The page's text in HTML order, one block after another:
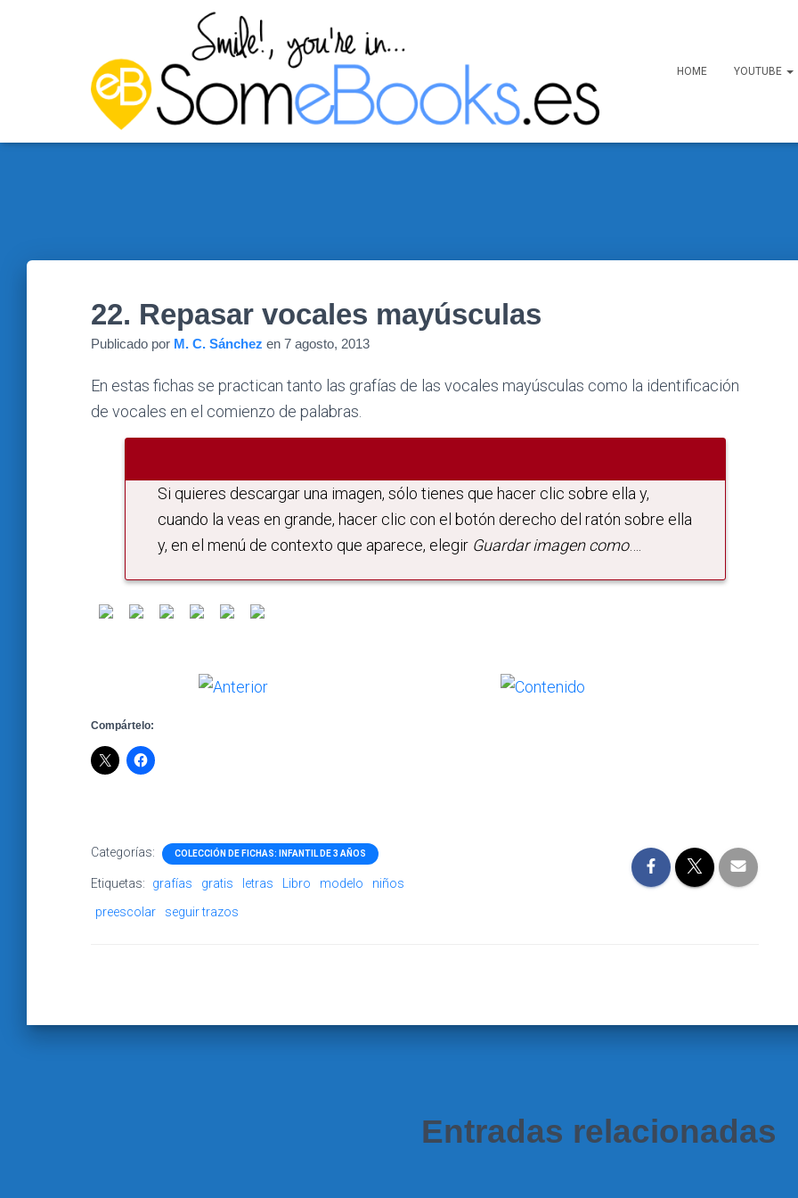
HOME YOUTUBE
22. Repasar vocales mayúsculas
Publicado por M. C. Sánchez en 7 agosto, 2013
En estas fichas se practican tanto las grafías de las vocales mayúsculas como la identificación
de vocales en el comienzo de palabras.
Si quieres descargar una imagen, sólo tienes que hacer clic sobre ella y,
cuando la veas en grande, hacer clic con el botón derecho del ratón sobre ella
y, en el menú de contexto que aparece, elegir Guardar imagen como….
Compártelo:
Categorías: COLECCIÓN DE FICHAS: INFANTIL DE 3 AÑOS
Etiquetas: grafías gratis letras Libro modelo
niños
preescolar
seguir trazos
Entradas relacionadas